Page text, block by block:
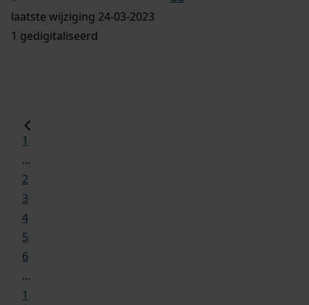
laatste wijziging 24-03-2023
1 gedigitaliseerd
1
...
2
3
4
5
6
...
1